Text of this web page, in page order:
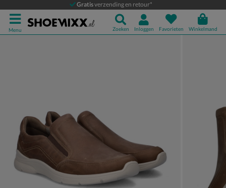
Gratisverzending en retour*
Menu Zoeken Inloggen Favorieten Winkelmand
Ecco Irving
Instapschoenen